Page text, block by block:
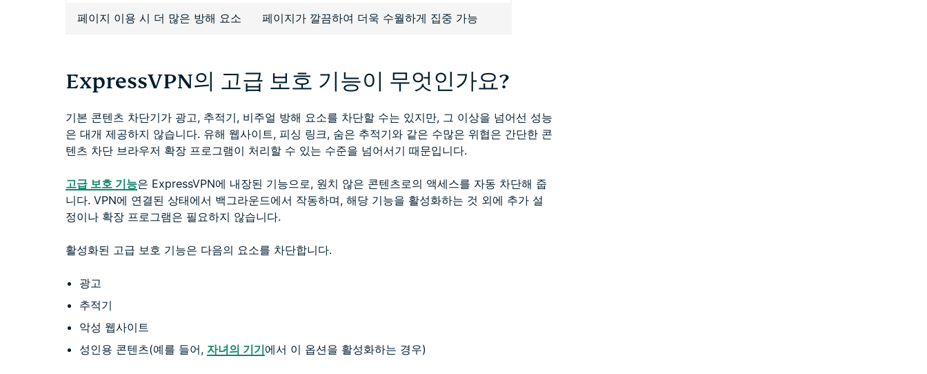
페이지 이용 시 더 많은 방해 요소 페이지가 깔끔하여 더욱 수월하게 집중 가능
ExpressVPN의 고급 보호 기능이 무엇인가요?
기본 콘텐츠 차단기가 광고, 추적기, 비주얼 방해 요소를 차단할 수는 있지만, 그 이상을 넘어선 성능
은 대개 제공하지 않습니다. 유해 웹사이트, 피싱 링크, 숨은 추적기와 같은 수많은 위협은 간단한 콘
텐츠 차단 브라우저 확장 프로그램이 처리할 수 있는 수준을 넘어서기 때문입니다.
고급 보호 기능은 ExpressVPN에 내장된 기능으로, 원치 않은 콘텐츠로의 액세스를 자동 차단해 줍
니다. VPN에 연결된 상태에서 백그라운드에서 작동하며, 해당 기능을 활성화하는 것 외에 추가 설
정이나 확장 프로그램은 필요하지 않습니다.
활성화된 고급 보호 기능은 다음의 요소를 차단합니다.
광고
추적기
악성 웹사이트
성인용 콘텐츠(예를 들어, 자녀의 기기에서 이 옵션을 활성화하는 경우)